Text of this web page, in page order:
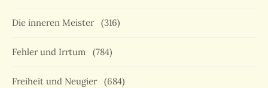
Die inneren Meister (316)
Fehler und Irrtum (784)
Freiheit und Neugier (684)